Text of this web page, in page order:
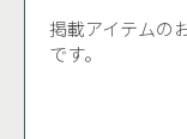
掲載アイテムの
です。